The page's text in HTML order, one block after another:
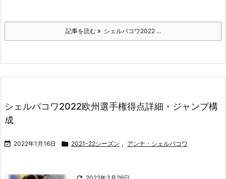
記事を読む シェルバコワ2022 ...
シェルバコワ2022欧州選手権得点詳細・ジャンプ構
成
 2022年1月16日  2021-22シーズン , アンナ・シェルバコワ